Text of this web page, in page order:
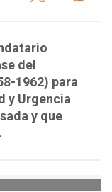
del
1962) para
y Urgencia
y que